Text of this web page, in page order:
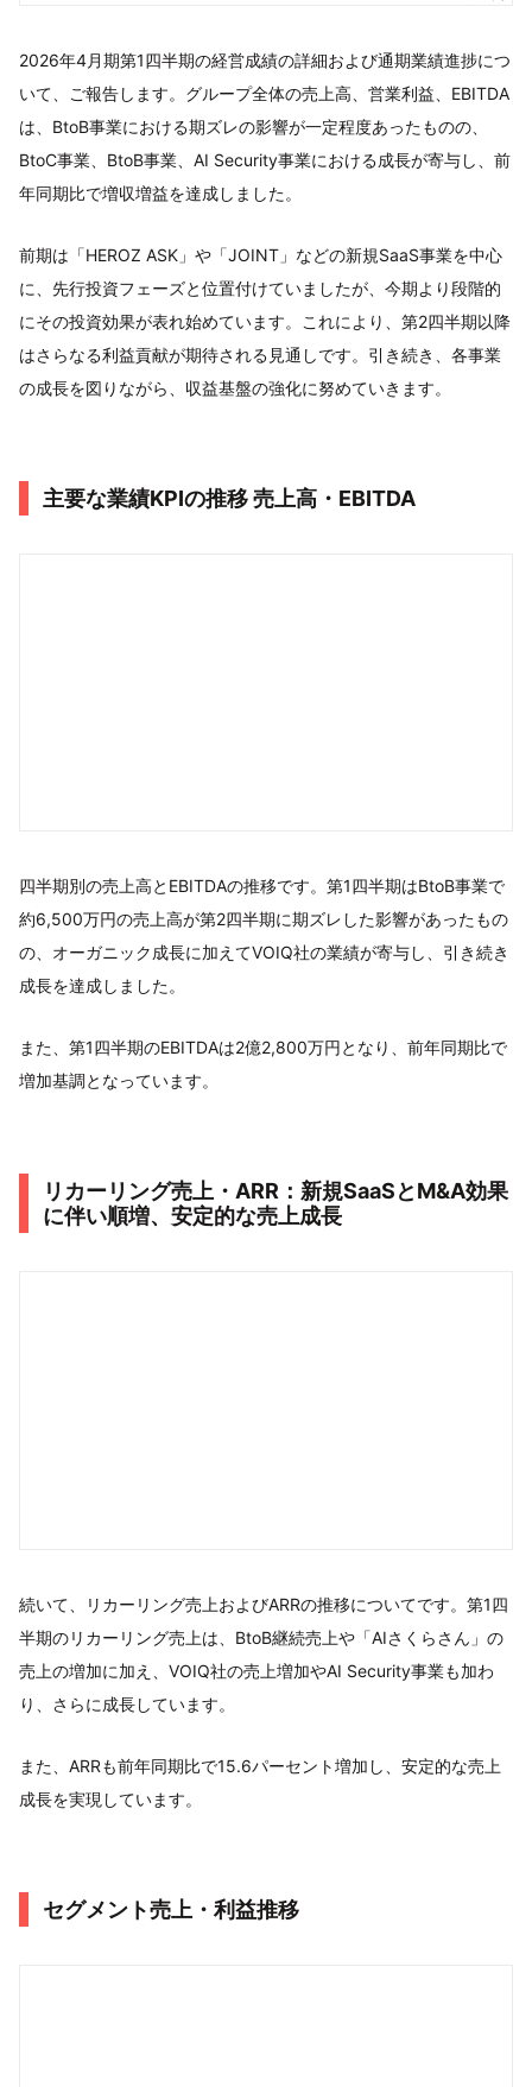
2026年4月期第1四半期の経営成績の詳細および通期業績進捗につ
いて、ご報告します。グループ全体の売上高、営業利益、EBITDA
は、BtoB事業における期ズレの影響が一定程度あったものの、
BtoC事業、BtoB事業、AI Security事業における成長が寄与し、前
年同期比で増収増益を達成しました。
前期は「HEROZ ASK」や「JOINT」などの新規SaaS事業を中心
に、先行投資フェーズと位置付けていましたが、今期より段階的
にその投資効果が表れ始めています。これにより、第2四半期以降
はさらなる利益貢献が期待される見通しです。引き続き、各事業
の成長を図りながら、収益基盤の強化に努めていきます。
主要な業績KPIの推移 売上高・EBITDA
四半期別の売上高とEBITDAの推移です。第1四半期はBtoB事業で
約6,500万円の売上高が第2四半期に期ズレした影響があったもの
の、オーガニック成長に加えてVOIQ社の業績が寄与し、引き続き
成長を達成しました。
また、第1四半期のEBITDAは2億2,800万円となり、前年同期比で
増加基調となっています。
リカーリング売上・ARR：新規SaaSとM&A効果
に伴い順増、安定的な売上成長
続いて、リカーリング売上およびARRの推移についてです。第1四
半期のリカーリング売上は、BtoB継続売上や「AIさくらさん」の
売上の増加に加え、VOIQ社の売上増加やAI Security事業も加わ
り、さらに成長しています。
また、ARRも前年同期比で15.6パーセント増加し、安定的な売上
成長を実現しています。
セグメント売上・利益推移